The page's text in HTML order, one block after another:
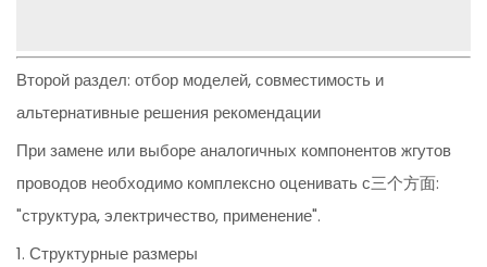
Второй раздел: отбор моделей, совместимость и
альтернативные решения рекомендации
При замене или выборе аналогичных компонентов жгутов
проводов необходимо комплексно оценивать с三个方面:
"структура, электричество, применение".
1. Структурные размеры